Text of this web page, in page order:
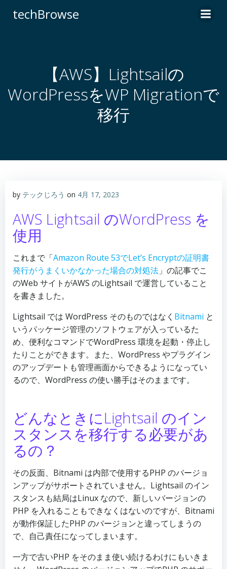
へ
ス
キ
ッ
プ
techBrowse
【AWS】Lightsailの
WordPressをWP Migrationで
移行
by テックじろう on 4月 17, 2023
AWS Lightsail のWordPress を
使用
これまで「Amazon Route 53でLet’s Encryptの証明書
発行がうまくいかなかった場合の対処法 」の記事でこ
のWeb サイトがAWS のLightsail で運営していること
を書きました。
Lightsail では WordPress そのものではなく Bitnami と
いうパッケージ管理のソフトウェアが入っているた
め、便利なコマンドでWordPress 環境を起動・停止し
たりことができます。また、WordPress やプラグイン
のアップデートも管理画面からできるようになってい
るので、WordPress の使い勝手はそのままです。
どんなときにLightsail のイン
スタンスを移行する必要があ
るの？
その反面、Bitnami は内部で使用するPHP のバージョ
ンアップがサポートされていません。Lightsail のイン
スタンスも結局はLinux なので、新しいバージョンの
PHP を入れることもできなくはないのですが、Bitnami
が動作保証したPHP のバージョンと違ってしまうの
で、自己責任になってしまいます。
一方で古いPHP をそのまま使い続けるわけにもいきま